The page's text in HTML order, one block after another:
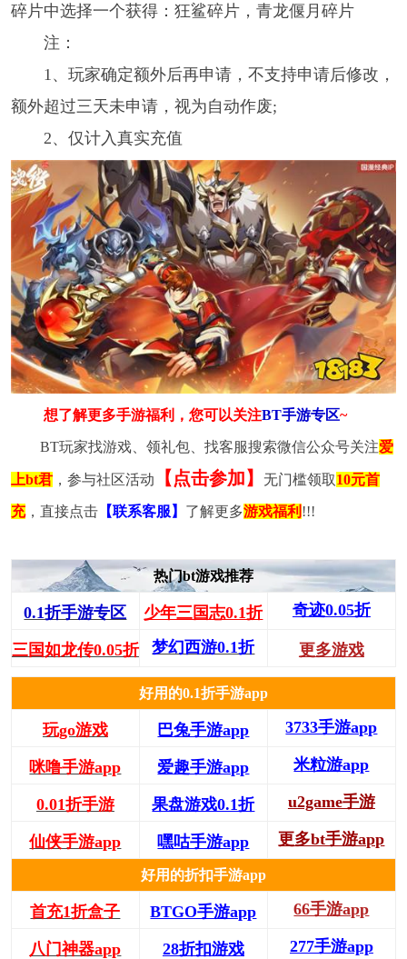
碎片中选择一个获得：狂鲨碎片，青龙偃月碎片
注：
1、玩家确定额外后再申请，不支持申请后修改，
额外超过三天未申请，视为自动作废;
2、仅计入真实充值
想了解更多手游福利，您可以关注BT手游专区~
BT玩家找游戏、领礼包、找客服搜索微信公众号关注爱
上bt君，参与社区活动 【点击参加】 无门槛领取10元首
充，直接点击【联系客服】 了解更多游戏福利 !!!
热门bt游戏推荐
0.1折手游专区 少年三国志0.1折 奇迹0.05折
三国如龙传0.05折 梦幻西游0.1折 更多游戏
好用的0.1折手游app
玩go游戏 巴兔手游app 3733手游app
咪噜手游app 爱趣手游app 米粒游app
0.01折手游 果盘游戏0.1折 u2game手游
仙侠手游app 嘿咕手游app 更多bt手游app
好用的折扣手游app
首充1折盒子 BTGO手游app 66手游app
八门神器app 28折扣游戏 277手游app